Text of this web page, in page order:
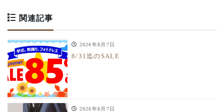
関連記事
2026年8月7日
8/31迄のSALE
2026年8月7日